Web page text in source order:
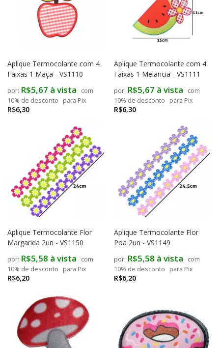
Aplique Termocolante com 4
Faixas 1 Maçã - VS1110
R$6,30
R$5,67 à vista
com
10% de desconto
para Pix
Aplique Termocolante com 4
Faixas 1 Melancia - VS1111
R$6,30
R$5,67 à vista
com
10% de desconto
para Pix
Aplique Termocolante Flor
Margarida 2un - VS1150
R$6,20
R$5,58 à vista
com
10% de desconto
para Pix
Aplique Termocolante Flor
Poa 2un - VS1149
R$6,20
R$5,58 à vista
com
10% de desconto
para Pix